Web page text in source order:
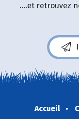
....et retrouvez
Accueil